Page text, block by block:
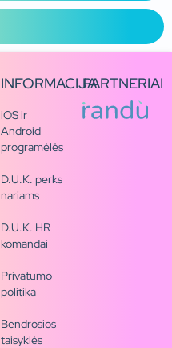
INFORMACIJA
iOS ir
Android
programėlės
D.U.K. perks
nariams
D.U.K. HR
komandai
Privatumo
politika
Bendrosios
taisyklės
PARTNERIAI